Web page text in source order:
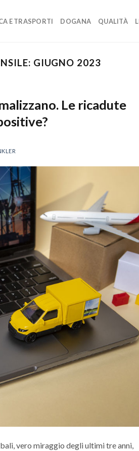
E TRASPORTI DOGANA QUALITÀ
GIUGNO 2023
Le ricadute
vero miraggio degli ultimi tre anni,